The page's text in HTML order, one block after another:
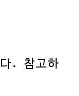
. 참고하